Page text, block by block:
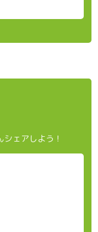
ェアしよう！